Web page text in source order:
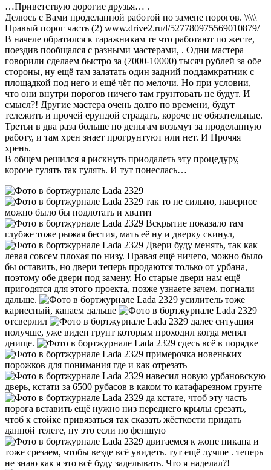
…Приветствую дорогие друзья… .
Делюсь с Вами проделанной работой по замене порогов. \\\\\
Правый порог часть (2) www.drive2.ru/l/527780975569010879/
В начеле обратился к гаражникам те что работают по жесте,
поездив пообщался с разными мастерами, . Одни мастера
говорили сделаем быстро за (7000-10000) тысяч рублей за обе
стороны, ну ещё там залатать один задний поддамкратник с
площадкой под него и ещё чёт по мелочи. Но при условии,
что они внутри порогов ничего там грунтовать не будут. И
смысл?! Другие мастера очень долго по времени, будут
тележить и прочей ерундой страдать, короче не обязательные.
Третьи в два раза больше по деньгам возьмут за проделанную
работу, и там хрен знает прогрунтуют или нет. И Прочяя
хрень.
В общем решился я рискнуть приодалеть эту процедуру,
короче гулять так гулять. И тут понеслась…
так то не сильно, наверное
можно было бы подлотать и хватит
Вскрытие показало там
глубже тоже рыжая бестия, мать её ну и дверку скинул,
Двери буду менять, так как
левая совсем плохая по низу. Правая ещё ничего, можно было
бы оставить, но двери теперь продаются только от урбана,
поэтому обе двери под замену. Но старые двери нам ещё
пригодятся для этого проекта, позже узнаете зачем. погнали
дальше.
усилитель тоже
кариесный, капаем дальше
отсверлил
далее ситуация
получше, уже виден грунт которым проходил когда менял
днище.
сдесь всё в порядке
примерочка новеньких
порожков для понимания где и как отрезать
навесил новую урбановскую
дверь, кстати за 6500 рубасов в каком то катафарезном грунте
да кстате, чтоб эту часть
порога вставить ещё нужно низ переднего крылы срезать,
чтоб к стойке привязаться так сказать жёсткости придать
данной телеге, ну это если по феншую
двигаемся к жопе пикапа и
тоже срезаем, чтобы везде всё увидеть. тут ещё лучше . теперь
не знаю как я это всё буду заделывать. Что я наделал?!